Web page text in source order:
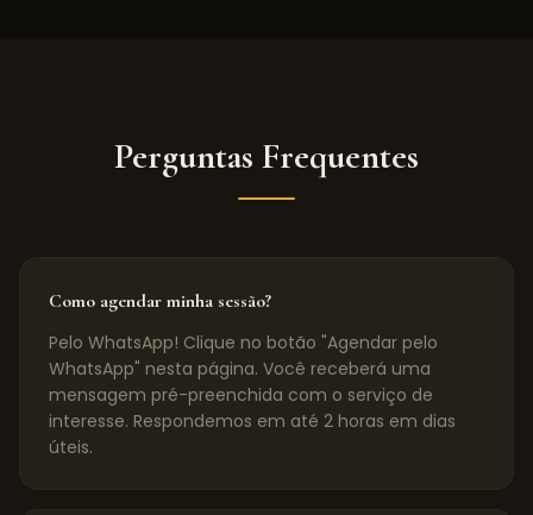
Perguntas Frequentes
Como agendar minha sessão?
Pelo WhatsApp! Clique no botão "Agendar pelo
WhatsApp" nesta página. Você receberá uma
mensagem pré-preenchida com o serviço de
interesse. Respondemos em até 2 horas em dias
úteis.